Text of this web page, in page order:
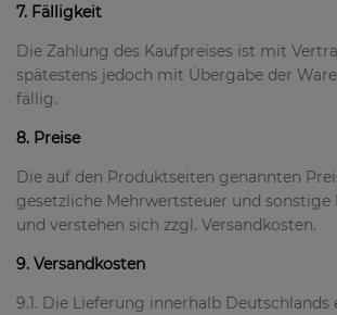
7. Fälligkeit
Die Zahlung des Kaufpreises ist mit
spätestens jedoch mit Übergabe der
fällig.
8. Preise
Die auf den Produktseiten genannten
gesetzliche Mehrwertsteuer und sonstige
und verstehen sich zzgl. Versandkosten.
9. Versandkosten
9.1. Die Lieferung innerhalb Deutschlands